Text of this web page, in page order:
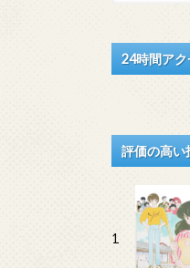
24時間ア
評価の高い
1